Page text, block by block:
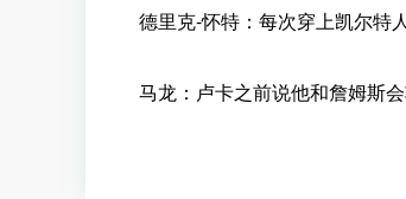
德里克-怀特：每次穿上凯尔
马龙：卢卡之前说他和詹姆